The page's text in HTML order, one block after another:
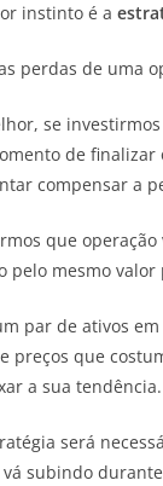
instinto é a
perdas de uma
se
de
compensar a
que
pelo mesmo
par de ativos
preços que
a sua tendência.
será
subindo